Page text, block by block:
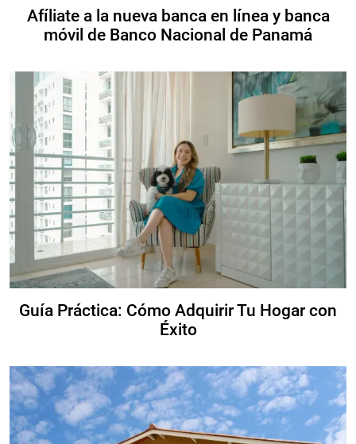
Afíliate a la nueva banca en línea y banca
móvil de Banco Nacional de Panamá
Guía Práctica: Cómo Adquirir Tu Hogar con
Éxito